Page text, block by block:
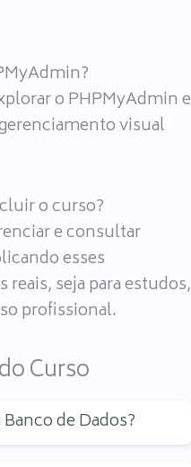
o PHPMyAdmin e
visual
o curso?
e consultar
esses
seja para estudos,
profissional.
Curso
de Dados?